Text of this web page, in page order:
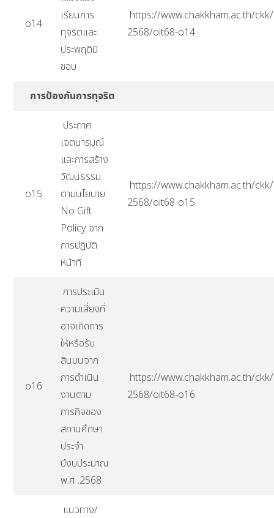
o14
เรียนการ
ทุจริตและ
ประพฤติมิ
ชอบ
https://www.chakkham.ac.th/
2568/oit68-o14
การป้องกันการทุจริต
o15
ประกาศ
เจตนารมณ์
และการสร้าง
วัฒนธรรม
ตามนโยบาย
No Gift
Policy จาก
การปฏิบัติ
หน้าที่
https://www.chakkham.ac.th/
2568/oit68-o15
o16
การประเมิน
ความเสี่ยงที่
อาจเกิดการ
ให้หรือรับ
สินบนจาก
การดำเนิน
งานตาม
ภารกิจของ
สถานศึกษา
ประจำ
ปีงบประมาณ
พ.ศ .2568
https://www.chakkham.ac.th/
2568/oit68-o16
แนวทาง/